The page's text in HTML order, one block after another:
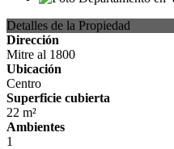
Detalles de la Propiedad
Dirección
Mitre al 1800
Ubicación
Centro
Superficie cubierta
22 m²
Ambientes
1